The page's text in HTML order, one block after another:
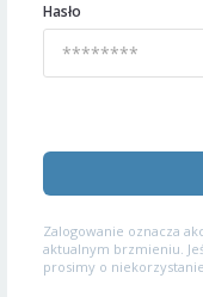
Hasło
Zalogowanie oznacza
aktualnym brzmieniu.
prosimy o